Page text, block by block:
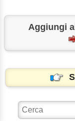
Aggiungi